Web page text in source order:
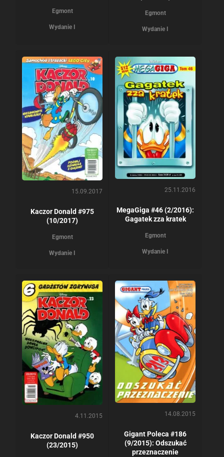
Egmont
Wydanie I
Egmont
Wydanie I
15.09.2017
Kaczor Donald #975
(10/2017)
Egmont
Wydanie I
25.11.2016
MegaGiga #46 (2/2016):
Gagatek zza kratek
Egmont
Wydanie I
4.11.2015
Kaczor Donald #950
(23/2015)
14.08.2015
Gigant Poleca #186
(9/2015): Odszukać
przeznaczenie